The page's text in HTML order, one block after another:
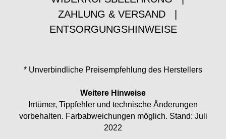
ZAHLUNG & VERSAND
ENTSORGUNGSHINWEISE
* Unverbindliche Preisempfehlung des Herstellers
Weitere Hinweise
Irrtümer, Tippfehler und technische Änderungen
vorbehalten. Farbabweichungen möglich. Stand: Juli
2022